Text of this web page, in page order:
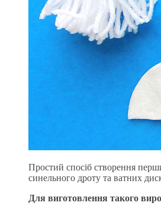
Простий спосіб створення
синельного дроту та ватних
Для виготовлення такого